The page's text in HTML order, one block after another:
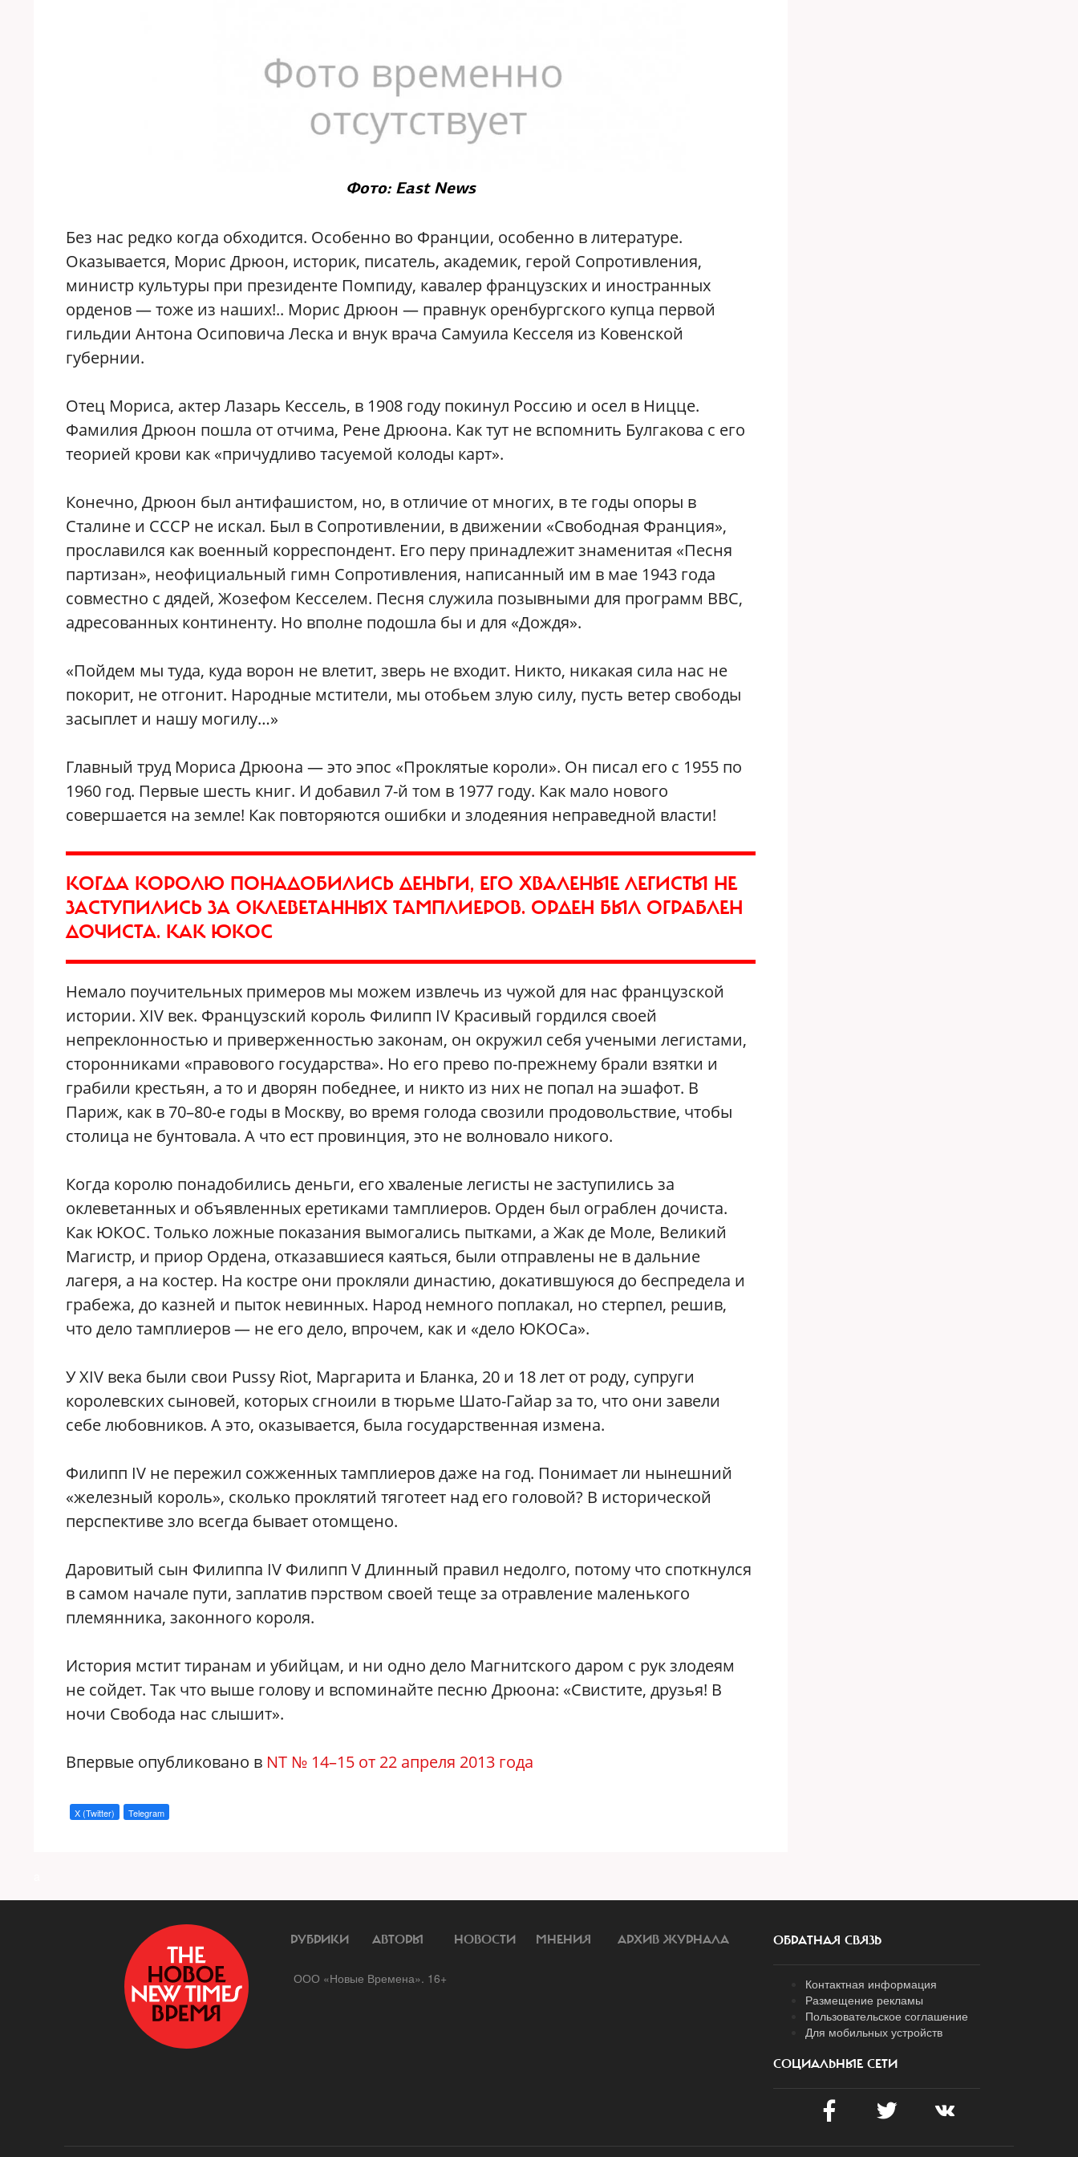
Фото: East News
Без нас редко когда обходится. Особенно во Франции, особенно в литературе.
Оказывается, Морис Дрюон, историк, писатель, академик, герой Сопротивления,
министр культуры при президенте Помпиду, кавалер французских и иностранных
орденов — тоже из наших!.. Морис Дрюон — правнук оренбургского купца первой
гильдии Антона Осиповича Леска и внук врача Самуила Кесселя из Ковенской
губернии.
Отец Мориса, актер Лазарь Кессель, в 1908 году покинул Россию и осел в Ницце.
Фамилия Дрюон пошла от отчима, Рене Дрюона. Как тут не вспомнить Булгакова с его
теорией крови как «причудливо тасуемой колоды карт».
Конечно, Дрюон был антифашистом, но, в отличие от многих, в те годы опоры в
Сталине и СССР не искал. Был в Сопротивлении, в движении «Свободная Франция»,
прославился как военный корреспондент. Его перу принадлежит знаменитая «Песня
партизан», неофициальный гимн Сопротивления, написанный им в мае 1943 года
совместно с дядей, Жозефом Кесселем. Песня служила позывными для программ BBC,
адресованных континенту. Но вполне подошла бы и для «Дождя».
«Пойдем мы туда, куда ворон не влетит, зверь не входит. Никто, никакая сила нас не
покорит, не отгонит. Народные мстители, мы отобьем злую силу, пусть ветер свободы
засыплет и нашу могилу…»
Главный труд Мориса Дрюона — это эпос «Проклятые короли». Он писал его с 1955 по
1960 год. Первые шесть книг. И добавил 7-й том в 1977 году. Как мало нового
совершается на земле! Как повторяются ошибки и злодеяния неправедной власти!
КОГДА КОРОЛЮ ПОНАДОБИЛИСЬ ДЕНЬГИ, ЕГО ХВАЛЕНЫЕ ЛЕГИСТЫ НЕ
ЗАСТУПИЛИСЬ ЗА ОКЛЕВЕТАННЫХ ТАМПЛИЕРОВ. ОРДЕН БЫЛ ОГРАБЛЕН
ДОЧИСТА. КАК ЮКОС
Немало поучительных примеров мы можем извлечь из чужой для нас французской
истории. XIV век. Французский король Филипп IV Красивый гордился своей
непреклонностью и приверженностью законам, он окружил себя учеными легистами,
сторонниками «правового государства». Но его прево по-прежнему брали взятки и
грабили крестьян, а то и дворян победнее, и никто из них не попал на эшафот. В
Париж, как в 70–80-е годы в Москву, во время голода свозили продовольствие, чтобы
столица не бунтовала. А что ест провинция, это не волновало никого.
Когда королю понадобились деньги, его хваленые легисты не заступились за
оклеветанных и объявленных еретиками тамплиеров. Орден был ограблен дочиста.
Как ЮКОС. Только ложные показания вымогались пытками, а Жак де Моле, Великий
Магистр, и приор Ордена, отказавшиеся каяться, были отправлены не в дальние
лагеря, а на костер. На костре они прокляли династию, докатившуюся до беспредела и
грабежа, до казней и пыток невинных. Народ немного поплакал, но стерпел, решив,
что дело тамплиеров — не его дело, впрочем, как и «дело ЮКОСа».
У XIV века были свои Pussy Riot, Маргарита и Бланка, 20 и 18 лет от роду, супруги
королевских сыновей, которых сгноили в тюрьме Шато-Гайар за то, что они завели
себе любовников. А это, оказывается, была государственная измена.
Филипп IV не пережил сожженных тамплиеров даже на год. Понимает ли нынешний
«железный король», сколько проклятий тяготеет над его головой? В исторической
перспективе зло всегда бывает отомщено.
Даровитый сын Филиппа IV Филипп V Длинный правил недолго, потому что споткнулся
в самом начале пути, заплатив пэрством своей теще за отравление маленького
племянника, законного короля.
История мстит тиранам и убийцам, и ни одно дело Магнитского даром с рук злодеям
не сойдет. Так что выше голову и вспоминайте песню Дрюона: «Свистите, друзья! В
ночи Свобода нас слышит».
Впервые опубликовано в NT № 14–15 от 22 апреля 2013 года
X (Twitter) Telegram
РУБРИКИ АВТОРЫ НОВОСТИ МНЕНИЯ АРХИВ ЖУРНАЛА
ООО «Новые Времена». 16+
ОБРАТНАЯ СВЯЗЬ
Контактная информация
Размещение рекламы
Пользовательское соглашение
Для мобильных устройств
СОЦИАЛЬНЫЕ СЕТИ